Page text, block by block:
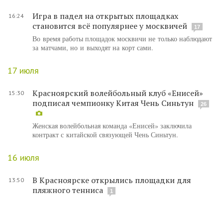
16:24
Игра в падел на открытых площадках
становится всё популярнее у москвичей
17
Во время работы площадок москвичи не только наблюдают
за матчами, но и выходят на корт сами.
17 июля
15:30
Красноярский волейбольный клуб «Енисей»
подписал чемпионку Китая Чень Синьтун
26
Женская волейбольная команда «Енисей» заключила
контракт с китайской связующей Чень Синьтун.
16 июля
13:50
В Красноярске открылись площадки для
пляжного тенниса
1